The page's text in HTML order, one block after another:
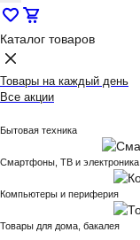
Каталог товаров
Товары на каждый день
Все акции
Бытовая техника
Смартфоны, ТВ и электроника
Компьютеры и периферия
Товары для дома, бакалея